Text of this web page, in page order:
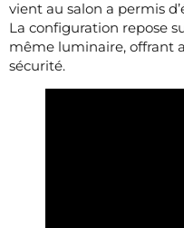
vient au salon a permis
La configuration repose
même luminaire, offrant
sécurité.